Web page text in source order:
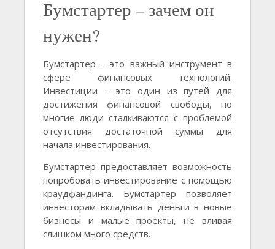
Бумстартер – зачем он
нужен?
Бумстартер - это важный инструмент в
сфере финансовых технологий.
Инвестиции – это один из путей для
достижения финансовой свободы, но
многие люди сталкиваются с проблемой
отсутствия достаточной суммы для
начала инвестирования.
Бумстартер предоставляет возможность
попробовать инвестирование с помощью
краудфандинга. Бумстартер позволяет
инвесторам вкладывать деньги в новые
бизнесы и малые проекты, не вливая
слишком много средств.